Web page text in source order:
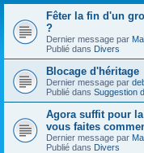
Fêter la fin d'un
?
Dernier message par
Publié dans Divers
Blocage d'héritage
Dernier message par
Publié dans Suggestion
Agora suffit pour
vous faites
Dernier message par
Publié dans Divers